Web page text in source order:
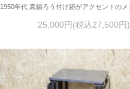
1950年代 真鍮ろう付け跡がアクセントのメ
25,000円(税込27,500円)